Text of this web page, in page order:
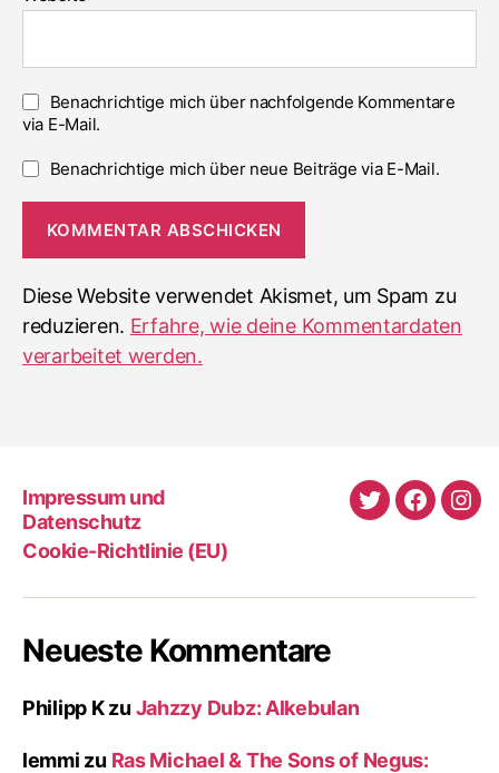
Benachrichtige mich über nachfolgende Kommentare
via E-Mail.
Benachrichtige mich über neue Beiträge via E-Mail.
Diese Website verwendet Akismet, um Spam zu
reduzieren. Erfahre, wie deine Kommentardaten
verarbeitet werden.
Impressum und
Datenschutz
Cookie-Richtlinie (EU)
Twitter
Neueste Kommentare
Philipp Kzu Jahzzy Dubz: Alkebulan
lemmi zu Ras Michael & The Sons of Negus: